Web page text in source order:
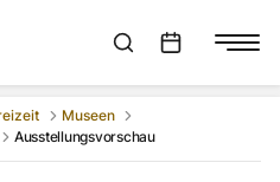
Wetter in GeraSuchleiste anzeigen
Museen
Ausstellungsvorschau